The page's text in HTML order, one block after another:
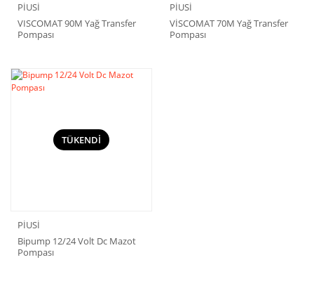
PİUSİ
VISCOMAT 90M Yağ Transfer
Pompası
PİUSİ
VİSCOMAT 70M Yağ Transfer
Pompası
TÜKENDİ
PİUSİ
Bipump 12/24 Volt Dc Mazot
Pompası